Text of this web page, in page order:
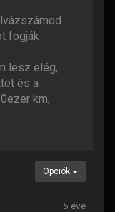
fogják
lesz elég,
és a
km,
Opciók
5 éve